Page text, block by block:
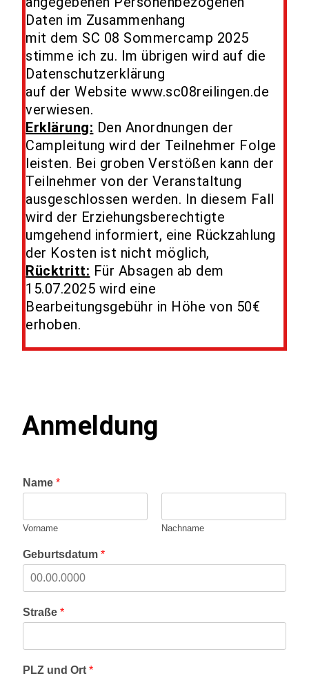
Daten im Zusammenhang
mit dem SC 08 Sommercamp 2025
stimme ich zu. Im übrigen wird auf die
Datenschutzerklärung
auf der Website www.sc08reilingen.de
verwiesen.
Erklärung: Den Anordnungen der
Campleitung wird der Teilnehmer Folge
leisten. Bei groben Verstößen kann der
Teilnehmer von der Veranstaltung
ausgeschlossen werden. In diesem Fall
wird der Erziehungsberechtigte
umgehend informiert, eine Rückzahlung
der Kosten ist nicht möglich,
Rücktritt: Für Absagen ab dem
15.07.2025 wird eine
Bearbeitungsgebühr in Höhe von 50€
erhoben.
Anmeldung
Name*
Vorname Nachname
H
i
w
i
-
Geburtsdatum*
Straße*
PLZ und Ort*